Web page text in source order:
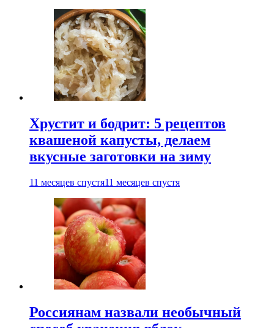
Хрустит и бодрит: 5 рецептов
квашеной капусты, делаем
вкусные заготовки на зиму
11 месяцев спустя11 месяцев спустя
Россиянам назвали необычный